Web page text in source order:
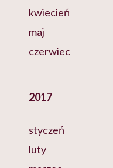
kwiecień
maj
czerwiec
2017
styczeń
luty